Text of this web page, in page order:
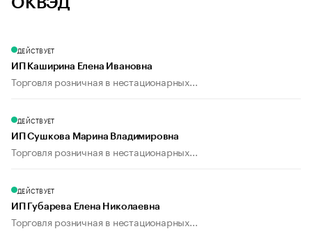
ДЕЙСТВУЕТ
ИП Каширина Елена Ивановна
Торговля розничная в нестационарных...
ДЕЙСТВУЕТ
ИП Сушкова Марина Владимировна
Торговля розничная в нестационарных...
ДЕЙСТВУЕТ
ИП Губарева Елена Николаевна
Торговля розничная в нестационарных...